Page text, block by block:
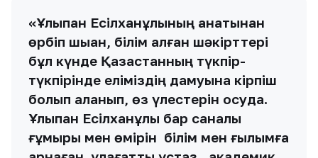
қалаушылардың бірі», — деді
университеттің қоғаммен байланыс
орталығы.
Шығармашылық орталықтың ашылуына ҚР Білім
және ғылым министрлігінің, Алматы қаласы
Мәдениет басқармасының өкілдері мен ақын-